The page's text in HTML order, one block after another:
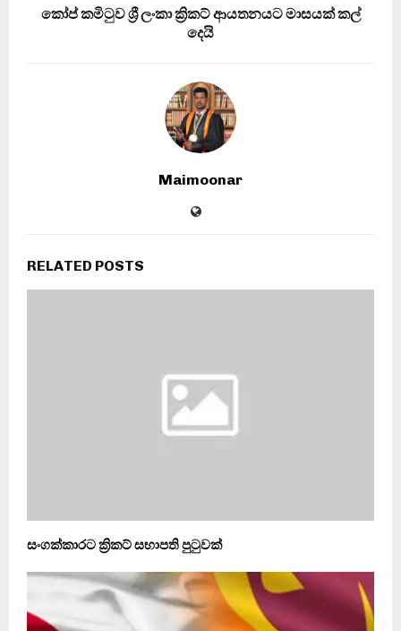
කෝප් කමිටුව ශ්‍රී ලංකා ක්‍රිකට් ආයතනයට මාසයක් කල්
දෙයි
Maimoonar
RELATED POSTS
සංගක්කාරට ක්‍රිකට් සභාපති පුටුවක්